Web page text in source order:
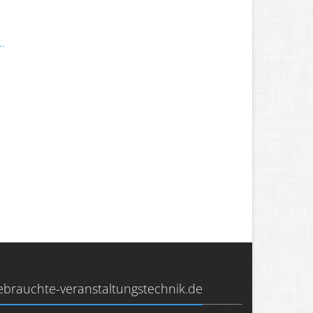
veranstaltungstechnik.de